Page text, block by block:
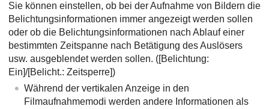
Sie können einstellen, ob bei der Aufnahme von Bildern die
Belichtungsinformationen immer angezeigt werden sollen
oder ob die Belichtungsinformationen nach Ablauf einer
bestimmten Zeitspanne nach Betätigung des Auslösers
usw. ausgeblendet werden sollen. ([Belichtung:
Ein]/[Belicht.: Zeitsperre])
Während der vertikalen Anzeige in den
Filmaufnahmemodi werden andere Informationen als